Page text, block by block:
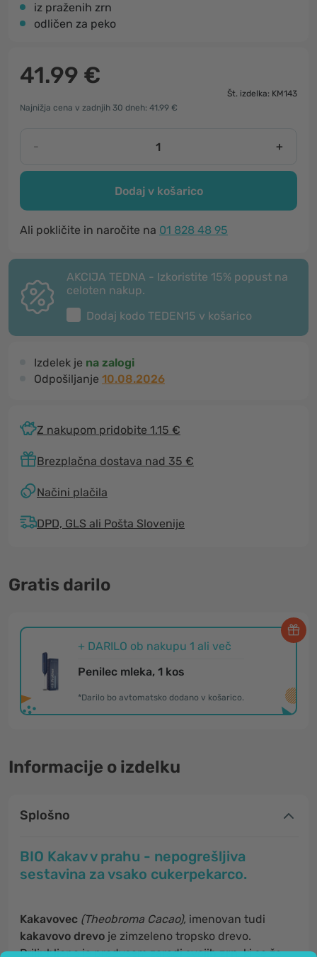
iz praženih zrn
odličen za peko
41.99 €
Št. izdelka: KM143
Najnižja cena v zadnjih 30 dneh: 41.99 €
- +
Dodaj v košarico
Ali pokličite in naročite na 01 828 48 95
AKCIJA TEDNA - Izkoristite 15% popust na
celoten nakup.
Dodaj kodo TEDEN15 v košarico
Izdelek je na zalogi
Odpošiljanje 10.08.2026
Z nakupom pridobite 1.15 €
Brezplačna dostava nad 35 €
Načini plačila
DPD, GLS ali Pošta Slovenije
Gratis darilo
+ DARILO ob nakupu 1 ali več
Penilec mleka, 1 kos
*Darilo bo avtomatsko dodano v košarico.
Informacije o izdelku
Splošno
BIO Kakav v prahu - nepogrešljiva
sestavina za vsako cukerpekarco.
Kakavovec (Theobroma Cacao), imenovan tudi
kakavovo drevo je zimzeleno tropsko drevo.
Priljubljeno je predvsem zaradi svojihzrn, ki se že